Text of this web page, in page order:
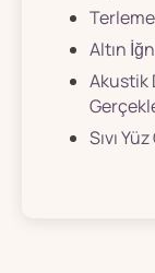
Terleme
Altın
Akustik
Sıvı